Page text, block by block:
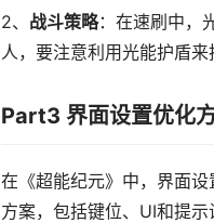
2、 战斗策略：在速刷中，
人，要注意利用光能护盾来
Part3 界面设置优化
在《超能纪元》中，界面
方案，包括键位、UI和提示